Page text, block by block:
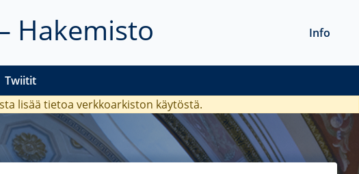
Hakemisto
Twiitit
Info
lisää tietoa verkkoarkiston käytöstä.